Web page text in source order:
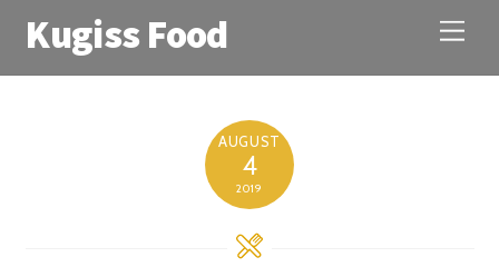
M
e
Kugiss Food
AUGUST
4
2019